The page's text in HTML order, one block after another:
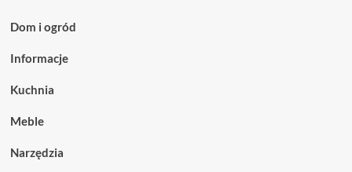
Dom i ogród
Informacje
Kuchnia
Meble
Narzędzia